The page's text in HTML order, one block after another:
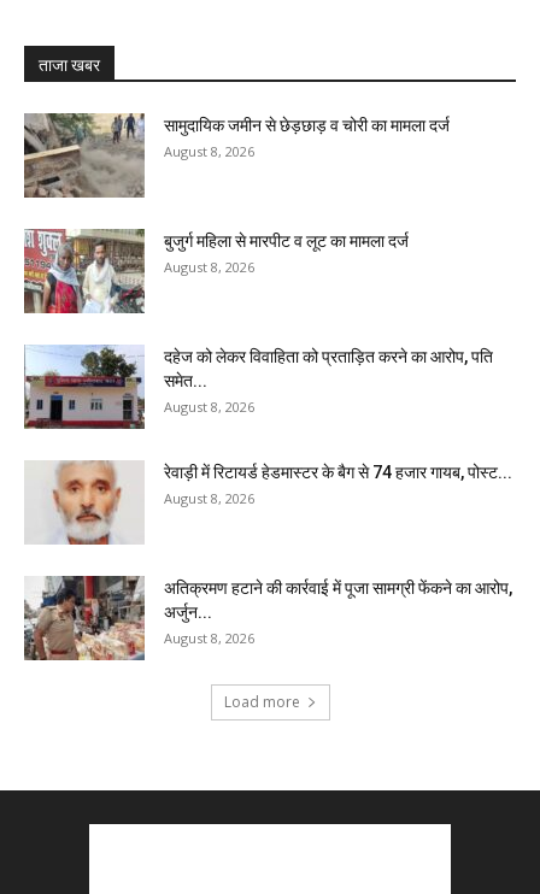
ताजा खबर
सामुदायिक जमीन से छेड़छाड़ व चोरी का मामला दर्ज
August 8, 2026
बुजुर्ग महिला से मारपीट व लूट का मामला दर्ज
August 8, 2026
दहेज को लेकर विवाहिता को प्रताड़ित करने का आरोप, पति
समेत...
August 8, 2026
रेवाड़ी में रिटायर्ड हेडमास्टर के बैग से ₹74 हजार गायब, पोस्ट...
August 8, 2026
अतिक्रमण हटाने की कार्रवाई में पूजा सामग्री फेंकने का आरोप,
अर्जुन...
August 8, 2026
Load more